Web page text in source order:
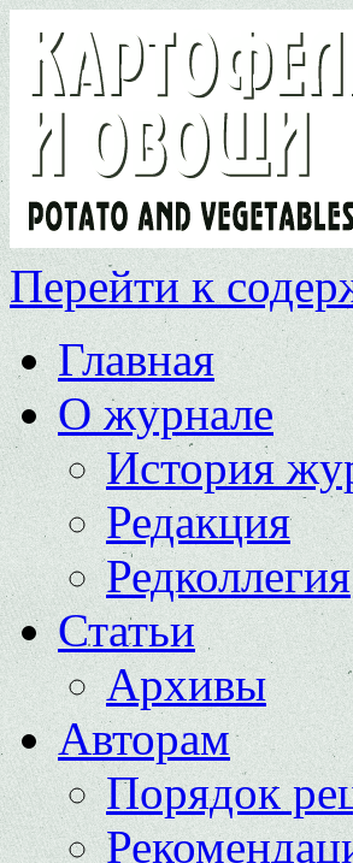
Перейти к
Главная
О журнале
История
Редакция
Редколлегия
Статьи
Архивы
Авторам
Порядок